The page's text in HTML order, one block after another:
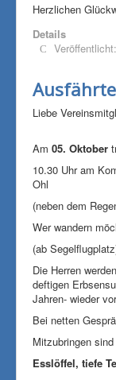
Herzlichen
Details
Liebe
Am 05. Oktober
10.30 Uhr am
Ohl
(neben dem
Wer wandern
(ab
Die Herren
deftigen
Jahren- wieder
Bei netten
Mitzubringen
Esslöffel, tiefe